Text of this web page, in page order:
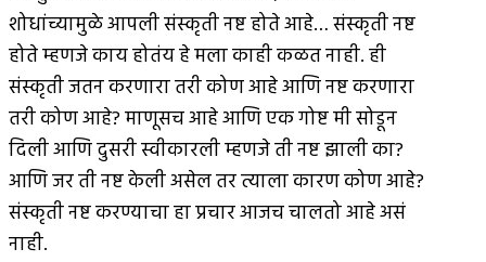
शोधांच्यामुळे आपली संस्कृती नष्ट होते आहे… संस्कृती नष्ट
होते म्हणजे काय होतंय हे मला काही कळत नाही. ही
संस्कृती जतन करणारा तरी कोण आहे आणि नष्ट करणारा
तरी कोण आहे? माणूसच आहे आणि एक गोष्ट मी सोडून
दिली आणि दुसरी स्वीकारली म्हणजे ती नष्ट झाली का?
आणि जर ती नष्ट केली असेल तर त्याला कारण कोण आहे?
संस्कृती नष्ट करण्याचा हा प्रचार आजच चालतो आहे असं
नाही.